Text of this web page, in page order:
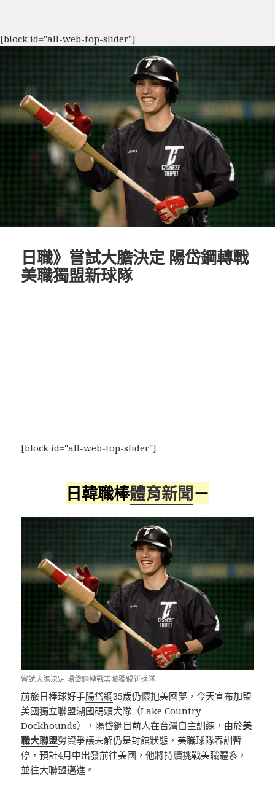
[block id="all-web-top-slider"]
日職》嘗試大膽決定 陽岱鋼轉戰
美職獨盟新球隊
[block id="all-web-top-slider"]
日韓職棒體育新聞－
嘗試大膽決定 陽岱鋼轉戰美職獨盟新球隊
前旅日棒球好手陽岱鋼35歲仍懷抱美國夢，今天宣布加盟
美國獨立聯盟湖國碼頭犬隊（Lake Country
Dockhounds），陽岱鋼目前人在台灣自主訓練，由於美
職大聯盟勞資爭議未解仍是封館狀態，美職球隊春訓暫
停，預計4月中出發前往美國，他將持續挑戰美職體系，
並往大聯盟邁進。